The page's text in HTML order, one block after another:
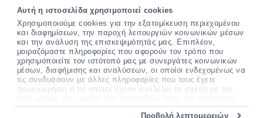
Αυτή η ιστοσελίδα χρησιμοποιεί cookies
Χρησιμοποιούμε cookies για την εξατομίκευση περιεχομένου
και διαφημίσεων, την παροχή λειτουργιών κοινωνικών μέσων
και την ανάλυση της επισκεψιμότητάς μας. Επιπλέον,
μοιραζόμαστε πληροφορίες που αφορούν τον τρόπο που
χρησιμοποιείτε τον ιστότοπό μας με συνεργάτες κοινωνικών
μέσων, διαφήμισης και αναλύσεων, οι οποίοι ενδεχομένως να
τις συνδυάσουν με άλλες πληροφορίες που τους έχετε
παραχωρήσει ή τις οποίες έχουν συλλέξει σε σχέση με την
Προβολή λεπτομερειών
προορίζονται για την πρόληψη, αγωγή ή θεραπεία ανθρώπινης
νόσου. Συμβουλευτείτε τον γιατρό σας εάν είστε έγκυος,
θηλάζετε, ακολουθείτε παράλληλα φαρμακευτική αγωγή ή
αντιμετωπίζετε προβλήματα υγείας πριν χρησιμοποιήσετε
οποιοδήποτε συμπλήρωμα διατροφής. Προσπαθούμε διαρκώς να
σας παρέχουμε ακριβείς και έγκυρες πληροφορίες. Σε περίπτωση
που έχετε κάποια ερώτηση ή παρατήρηση σχετικά με αυτές,
παρακαλώεπικοινωνήστε μαζί μας.